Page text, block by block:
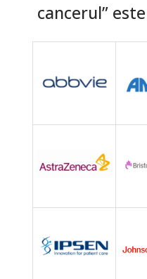
cancerul”